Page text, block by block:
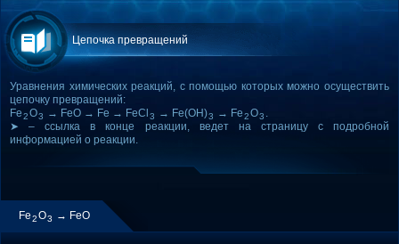
Цепочка превращений
Уравнения химических реакций, с помощью которых можно осуществить
цепочку превращений:
Fe2O3 → FeO → Fe → FeCl 3 → Fe(OH)3 → Fe2O3 .
➤ – ссылка в конце реакции, ведет на страницу с подробной
информацией о реакции.
Fe2O3 → FeO